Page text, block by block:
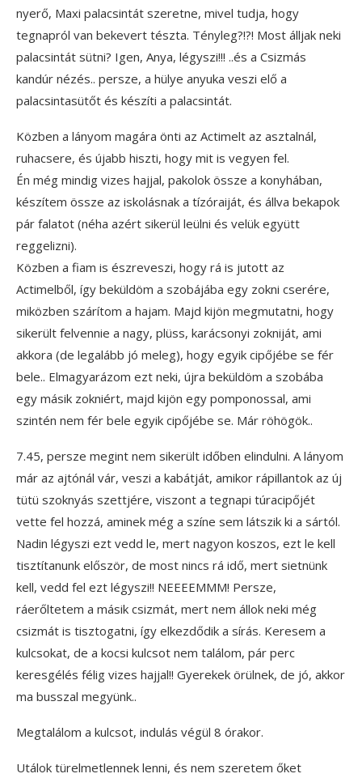
nyerő, Maxi palacsintát szeretne, mivel tudja, hogy
tegnapról van bekevert tészta. Tényleg?!?! Most álljak neki
palacsintát sütni? Igen, Anya, légyszi!!! ..és a Csizmás
kandúr nézés.. persze, a hülye anyuka veszi elő a
palacsintasütőt és készíti a palacsintát.
Közben a lányom magára önti az Actimelt az asztalnál,
ruhacsere, és újabb hiszti, hogy mit is vegyen fel.
Én még mindig vizes hajjal, pakolok össze a konyhában,
készítem össze az iskolásnak a tízóraiját, és állva bekapok
pár falatot (néha azért sikerül leülni és velük együtt
reggelizni).
Közben a fiam is észreveszi, hogy rá is jutott az
Actimelből, így beküldöm a szobájába egy zokni cserére,
miközben szárítom a hajam. Majd kijön megmutatni, hogy
sikerült felvennie a nagy, plüss, karácsonyi zokniját, ami
akkora (de legalább jó meleg), hogy egyik cipőjébe se fér
bele.. Elmagyarázom ezt neki, újra beküldöm a szobába
egy másik zokniért, majd kijön egy pomponossal, ami
szintén nem fér bele egyik cipőjébe se. Már röhögök..
7.45, persze megint nem sikerült időben elindulni. A lányom
már az ajtónál vár, veszi a kabátját, amikor rápillantok az új
tütü szoknyás szettjére, viszont a tegnapi túracipőjét
vette fel hozzá, aminek még a színe sem látszik ki a sártól.
Nadin légyszi ezt vedd le, mert nagyon koszos, ezt le kell
tisztítanunk először, de most nincs rá idő, mert sietnünk
kell, vedd fel ezt légyszi!! NEEEEMMM! Persze,
ráerőltetem a másik csizmát, mert nem állok neki még
csizmát is tisztogatni, így elkezdődik a sírás. Keresem a
kulcsokat, de a kocsi kulcsot nem találom, pár perc
keresgélés félig vizes hajjal!! Gyerekek örülnek, de jó, akkor
ma busszal megyünk..
Megtalálom a kulcsot, indulás végül 8 órakor.
Utálok türelmetlennek lenni, és nem szeretem őket